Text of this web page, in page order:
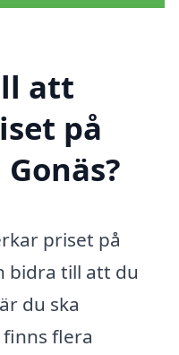
att
på
priset på
bidra till att du
du ska
flera